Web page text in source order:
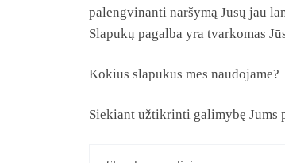
palengvinanti naršymą Jūsų jau
Slapukų pagalba yra tvarkomas
Kokius slapukus mes naudojame?
Siekiant užtikrinti galimybę Jums